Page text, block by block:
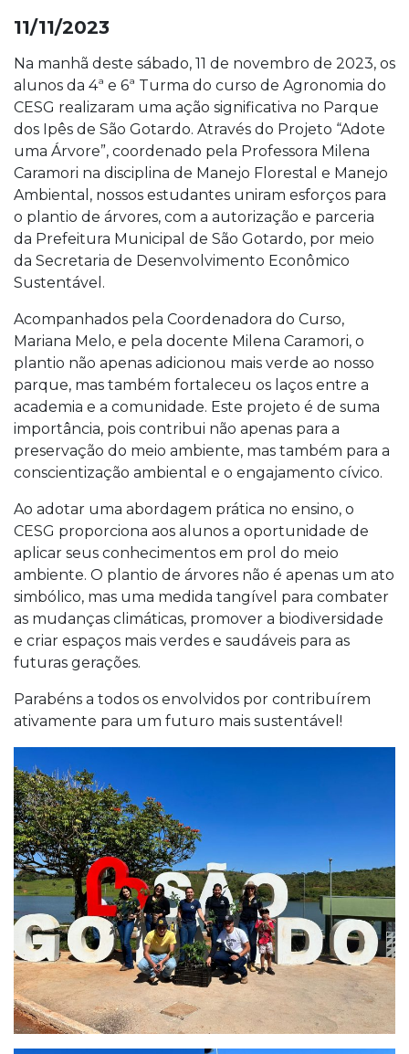
11/11/2023
Na manhã deste sábado, 11 de novembro de 2023, os
alunos da 4ª e 6ª Turma do curso de Agronomia do
CESG realizaram uma ação significativa no Parque
dos Ipês de São Gotardo. Através do Projeto “Adote
uma Árvore”, coordenado pela Professora Milena
Caramori na disciplina de Manejo Florestal e Manejo
Ambiental, nossos estudantes uniram esforços para
o plantio de árvores, com a autorização e parceria
da Prefeitura Municipal de São Gotardo, por meio
da Secretaria de Desenvolvimento Econômico
Sustentável.
Acompanhados pela Coordenadora do Curso,
Mariana Melo, e pela docente Milena Caramori, o
plantio não apenas adicionou mais verde ao nosso
parque, mas também fortaleceu os laços entre a
academia e a comunidade. Este projeto é de suma
importância, pois contribui não apenas para a
preservação do meio ambiente, mas também para a
conscientização ambiental e o engajamento cívico.
Ao adotar uma abordagem prática no ensino, o
CESG proporciona aos alunos a oportunidade de
aplicar seus conhecimentos em prol do meio
ambiente. O plantio de árvores não é apenas um ato
simbólico, mas uma medida tangível para combater
as mudanças climáticas, promover a biodiversidade
e criar espaços mais verdes e saudáveis para as
futuras gerações.
Parabéns a todos os envolvidos por contribuírem
ativamente para um futuro mais sustentável!